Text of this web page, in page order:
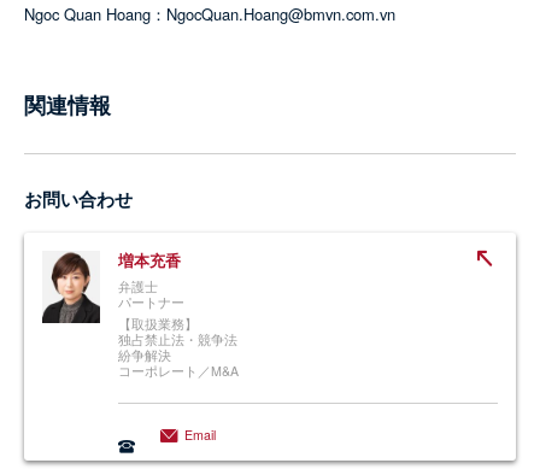
Ngoc Quan Hoang：NgocQuan.Hoang@bmvn.com.vn
関連情報
お問い合わせ
増本充香
弁護士
パートナー
【取扱業務】
独占禁止法・競争法
紛争解決
コーポレート／M&A
Email